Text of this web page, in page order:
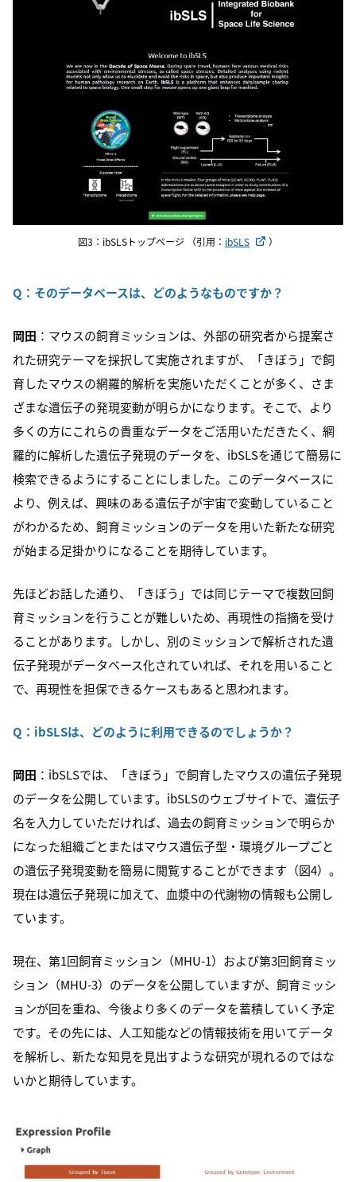
図3：ibSLSトップページ （引用： ibSLS ）
Q：そのデータベースは、どのようなものですか？
岡田 ：マウスの飼育ミッションは、外部の研究者から提案さ
れた研究テーマを採択して実施されますが、「きぼう」で飼
育したマウスの網羅的解析を実施いただくことが多く、さま
ざまな遺伝子の発現変動が明らかになります。そこで、より
多くの方にこれらの貴重なデータをご活用いただきたく、網
羅的に解析した遺伝子発現のデータを、ibSLSを通じて簡易に
検索できるようにすることにしました。このデータベースに
より、例えば、興味のある遺伝子が宇宙で変動していること
がわかるため、飼育ミッションのデータを用いた新たな研究
が始まる足掛かりになることを期待しています。
先ほどお話した通り、「きぼう」では同じテーマで複数回飼
育ミッションを行うことが難しいため、再現性の指摘を受け
ることがあります。しかし、別のミッションで解析された遺
伝子発現がデータベース化されていれば、それを用いること
で、再現性を担保できるケースもあると思われます。
Q：ibSLSは、どのように利用できるのでしょうか？
岡田 ：ibSLSでは、「きぼう」で飼育したマウスの遺伝子発現
のデータを公開しています。ibSLSのウェブサイトで、遺伝子
名を入力していただければ、過去の飼育ミッションで明らか
になった組織ごとまたはマウス遺伝子型・環境グループごと
の遺伝子発現変動を簡易に閲覧することができます（図4）。
現在は遺伝子発現に加えて、血漿中の代謝物の情報も公開し
ています。
現在、第1回飼育ミッション（MHU-1）および第3回飼育ミッ
ション（MHU-3）のデータを公開していますが、飼育ミッシ
ョンが回を重ね、今後より多くのデータを蓄積していく予定
です。その先には、人工知能などの情報技術を用いてデータ
を解析し、新たな知見を見出すような研究が現れるのではな
いかと期待しています。